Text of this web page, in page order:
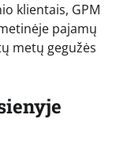
klientais, GPM
pajamų
metų gegužės